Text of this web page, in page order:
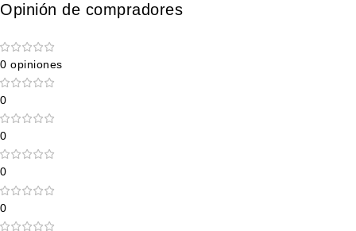
Opinión de compradores
0 opiniones
0
0
0
0